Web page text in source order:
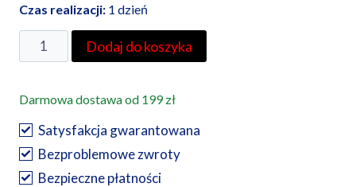
Czas realizacji: 1 dzień
ilość
Kanlux
LED
T8
9W-
NW
Dodaj do koszyka
Darmowa dostawa od 199 zł
Satysfakcja gwarantowana
Bezproblemowe zwroty
Bezpieczne płatności